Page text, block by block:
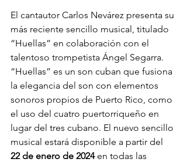
El cantautor Carlos Nevárez presenta su
más reciente sencillo musical, titulado
“Huellas” en colaboración con el
talentoso trompetista Ángel Segarra.
“Huellas” es un son cuban que fusiona
la elegancia del son con elementos
sonoros propios de Puerto Rico, como
el uso del cuatro puertorriqueño en
lugar del tres cubano. El nuevo sencillo
musical estará disponible a partir del
22 de enero de 2024 en todas las